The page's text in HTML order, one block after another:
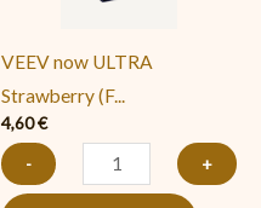
VEEV now ULTRA
Strawberry (F...
4,60€
-
+